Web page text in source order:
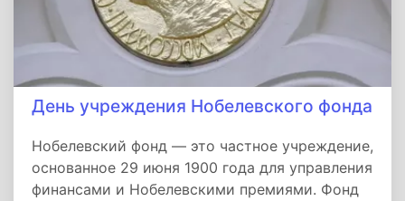
День учреждения Нобелевского фонда
Нобелевский фонд — это частное учреждение,
основанное 29 июня 1900 года для управления
финансами и Нобелевскими премиями. Фонд